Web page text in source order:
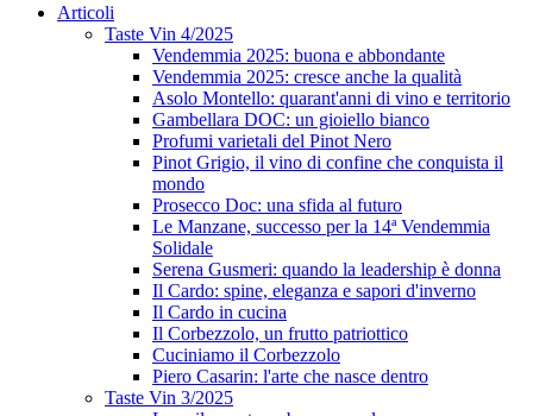
Articoli
Taste Vin 4/2025
Vendemmia 2025: buona e abbondante
Vendemmia 2025: cresce anche la qualità
Asolo Montello: quarant'anni di vino e territorio
Gambellara DOC: un gioiello bianco
Profumi varietali del Pinot Nero
Pinot Grigio, il vino di confine che conquista il
mondo
Prosecco Doc: una sfida al futuro
Le Manzane, successo per la 14ª Vendemmia
Solidale
Serena Gusmeri: quando la leadership è donna
Il Cardo: spine, eleganza e sapori d'inverno
Il Cardo in cucina
Il Corbezzolo, un frutto patriottico
Cuciniamo il Corbezzolo
Piero Casarin: l'arte che nasce dentro
Taste Vin 3/2025